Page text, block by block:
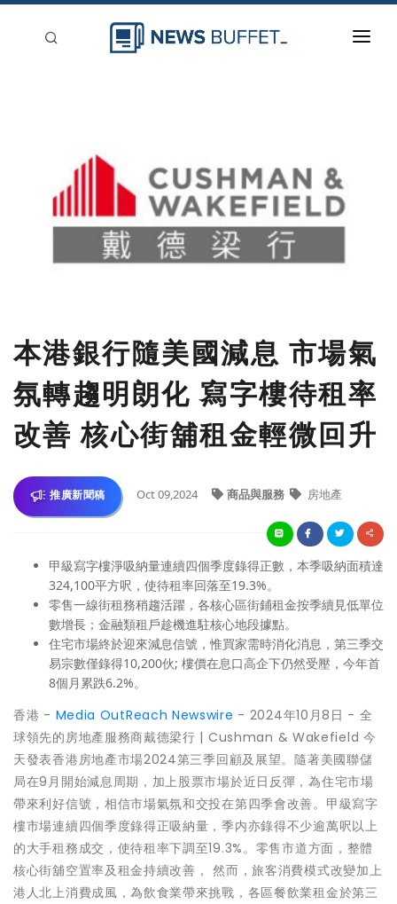
刊登
本港銀行隨美國減息 市場氣
氛轉趨明朗化 寫字樓待租率
改善 核心街舖租金輕微回升
推廣新聞稿 Oct 09,2024 商品與服務 房地產
甲級寫字樓淨吸納量連續四個季度錄得正數，本季吸納面積達
324,100平方呎，使待租率回落至19.3%。
零售一線街租務稍趨活躍，各核心區街鋪租金按季續見低單位
數增長；金融類租戶趁機進駐核心地段據點。
住宅市場終於迎來減息信號，惟買家需時消化消息，第三季交
易宗數僅錄得10,200伙; 樓價在息口高企下仍然受壓，今年首
8個月累跌6.2%。
香港 - Media OutReach Newswire - 2024年10月8日 - 全
球領先的房地產服務商戴德梁行 | Cushman & Wakefield 今
天發表香港房地產市場2024第三季回顧及展望。隨著美國聯儲
局在9月開始減息周期，加上股票市場於近日反彈，為住宅市場
帶來利好信號，相信市場氣氛和交投在第四季會改善。甲級寫字
樓市場連續四個季度錄得正吸納量，季内亦錄得不少逾萬呎以上
的大手租務成交，使待租率下調至19.3%。零售市道方面，整體
核心街舖空置率及租金持續改善， 然而，旅客消費模式改變加上
港人北上消費成風，為飲食業帶來挑戰，各區餐飲業租金於第三